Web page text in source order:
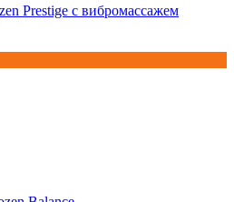
Prestige с вибромассажем